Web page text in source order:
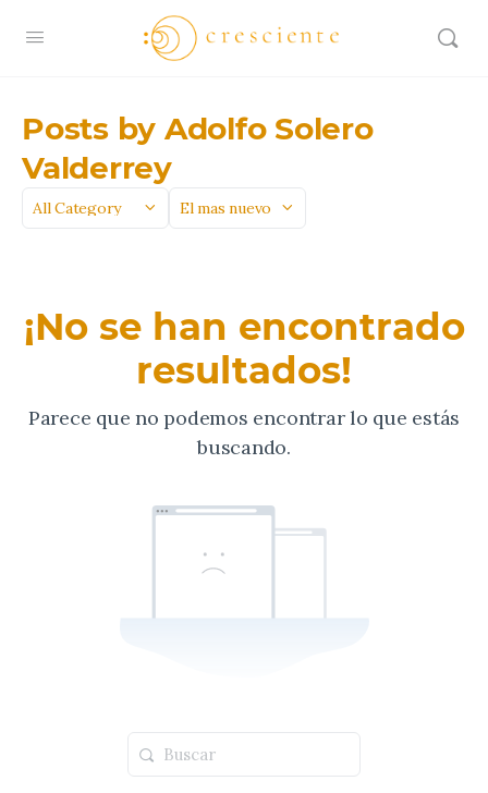
Posts by Adolfo Solero
Valderrey
Categoría
Sort
¡No se han encontrado
resultados!
Parece que no podemos encontrar lo que estás
buscando.
Buscar: